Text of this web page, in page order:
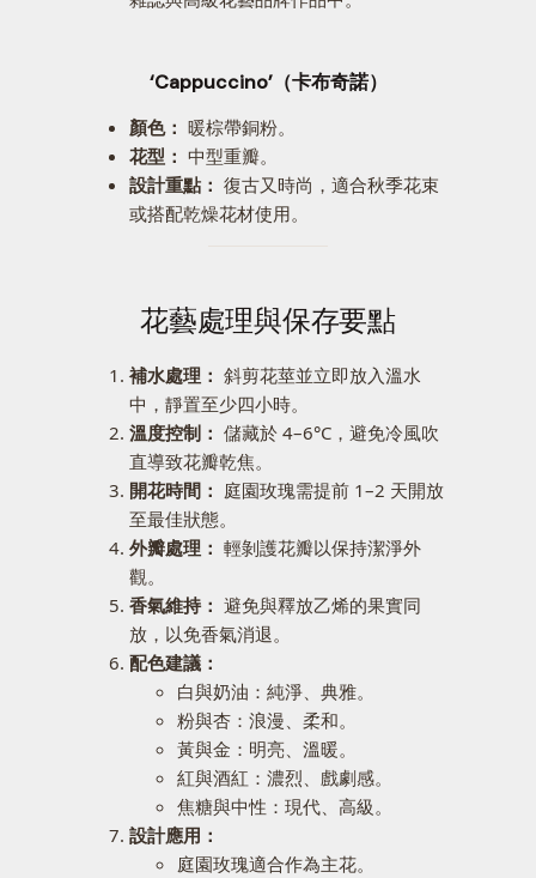
‘Cappuccino’（卡布奇諾）
顏色： 暖棕帶銅粉。
花型： 中型重瓣。
設計重點： 復古又時尚，適合秋季花束
或搭配乾燥花材使用。
花藝處理與保存要點
補水處理： 斜剪花莖並立即放入溫水
中，靜置至少四小時。
溫度控制： 儲藏於 4–6°C，避免冷風吹
直導致花瓣乾焦。
開花時間： 庭園玫瑰需提前 1–2 天開放
至最佳狀態。
外瓣處理： 輕剝護花瓣以保持潔淨外
觀。
香氣維持： 避免與釋放乙烯的果實同
放，以免香氣消退。
配色建議：
白與奶油：純淨、典雅。
粉與杏：浪漫、柔和。
黃與金：明亮、溫暖。
紅與酒紅：濃烈、戲劇感。
焦糖與中性：現代、高級。
設計應用：
庭園玫瑰適合作為主花。